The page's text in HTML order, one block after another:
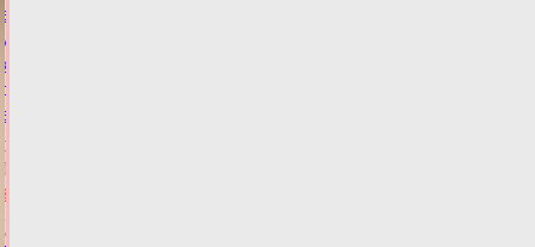
в
условиях
кадрового
дефицита
врачей
Сегодня:
14:52
ФОТО
ЗДОРОВЬЕ